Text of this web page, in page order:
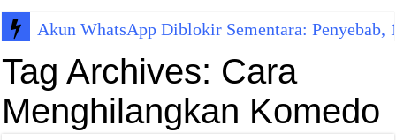
Akun WhatsApp Diblokir Sementara:
Tag Archives: Cara
Menghilangkan Komedo